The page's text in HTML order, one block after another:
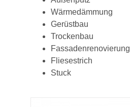
Wärmedämmung
Gerüstbau
Trockenbau
Fassadenrenovierung
Fliesestrich
Stuck